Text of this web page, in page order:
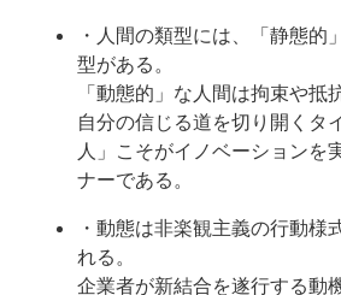
・人間の類型には、「静態的
型がある。
「動態的」な人間は拘束や抵
自分の信じる道を切り開くタ
人」こそがイノベーションを
ナーである。
・動態は非楽観主義の行動様
れる。
企業者が新結合を遂行する動